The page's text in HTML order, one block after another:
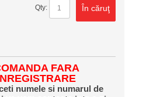
Qty: În căruţ
FARA
numele si numarul de